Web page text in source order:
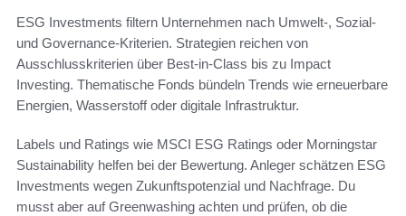
ESG Investments filtern Unternehmen nach Umwelt-, Sozial-
und Governance-Kriterien. Strategien reichen von
Ausschlusskriterien über Best-in-Class bis zu Impact
Investing. Thematische Fonds bündeln Trends wie erneuerbare
Energien, Wasserstoff oder digitale Infrastruktur.
Labels und Ratings wie MSCI ESG Ratings oder Morningstar
Sustainability helfen bei der Bewertung. Anleger schätzen ESG
Investments wegen Zukunftspotenzial und Nachfrage. Du
musst aber auf Greenwashing achten und prüfen, ob die